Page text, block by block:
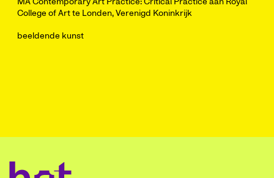
MA Contemporary Art Practice: Critical Practice aan Royal
College of Art te Londen, Verenigd Koninkrijk
beeldende kunst